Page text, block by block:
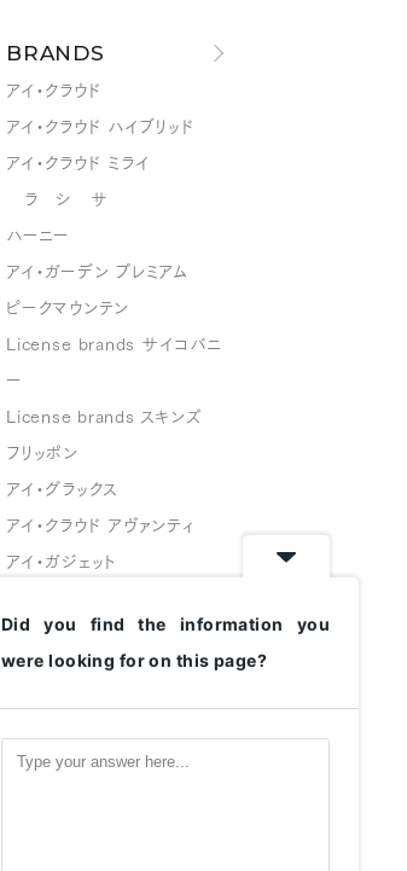
BRANDS
アイ・クラウド
アイ・クラウド ハイブリッド
アイ・クラウド ミライ
ラ シ サ
ハーニー
アイ・ガーデン プレミアム
ピークマウンテン
License brands サイコバニ
ー
License brands スキンズ
フリッポン
アイ・グラックス
アイ・クラウド アヴァンティ
アイ・ガジェット
グリーングラス
変なメガネ
ハコベル
CATALOGUE
Did you find the information you
were looking for on this page?